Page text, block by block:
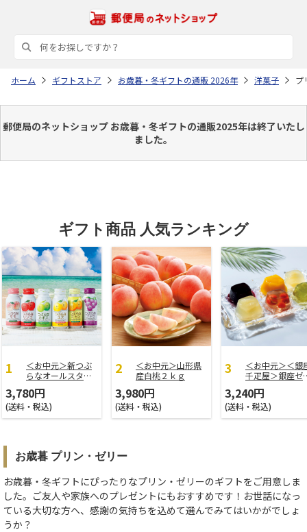
ホーム ギフトストア お歳暮・冬ギフトの通販 2026年 洋菓子 プ
郵便局のネットショップ お歳暮・冬ギフトの通販2025年は終了いたし
ました。
ギフト商品 人気ランキング
＜お中元＞新つぶ
らなオールスター
3,780円
(送料・税込)
＜お中元＞山形県
産白桃２ｋｇ
3,980円
(送料・税込)
＜お中元＞＜銀
千疋屋＞銀座ゼ
3,240円
(送料・税込)
お歳暮 プリン・ゼリー
お歳暮・冬ギフトにぴったりなプリン・ゼリーのギフトをご用意しま
した。ご友人や家族へのプレゼントにもおすすめです！お世話になっ
ている大切な方へ、感謝の気持ちを込めて選んでみてはいかがでしょ
うか？